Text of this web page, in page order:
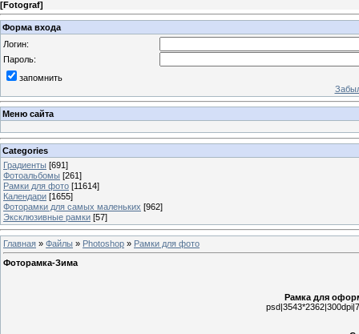
[Fotograf]
Форма входа
Логин:
Пароль:
запомнить
Меню сайта
Categories
Градиенты [691]
Фотоальбомы [261]
Рамки для фото [11614]
Календари [1655]
Фоторамки для самых маленьких [962]
Эксклюзивные рамки [57]
Главная » Файлы » Photoshop » Рамки для фото
Фоторамка-Зима
Рамка для